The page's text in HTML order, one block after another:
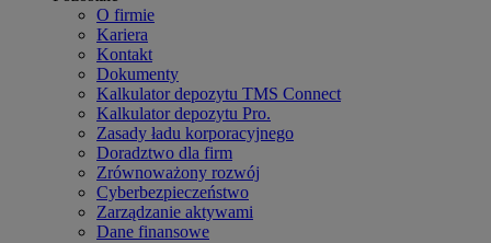
O firmie
Kariera
Kontakt
Dokumenty
Kalkulator depozytu TMS Connect
Kalkulator depozytu Pro.
Zasady ładu korporacyjnego
Doradztwo dla firm
Zrównoważony rozwój
Cyberbezpieczeństwo
Zarządzanie aktywami
Dane finansowe